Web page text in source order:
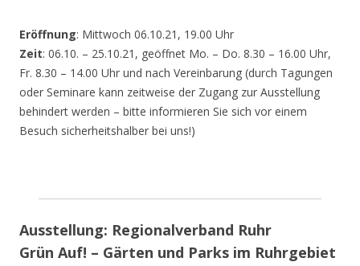
Eröffnung: Mittwoch 06.10.21, 19.00 Uhr
Zeit: 06.10. – 25.10.21, geöffnet Mo. – Do. 8.30 – 16.00 Uhr,
Fr. 8.30 – 14.00 Uhr und nach Vereinbarung (durch Tagungen
oder Seminare kann zeitweise der Zugang zur Ausstellung
behindert werden – bitte informieren Sie sich vor einem
Besuch sicherheitshalber bei uns!)
Ausstellung: Regionalverband Ruhr
Grün Auf! – Gärten und Parks im Ruhrgebiet